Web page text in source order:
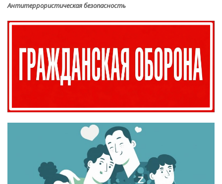
Антитеррористическая безопасность